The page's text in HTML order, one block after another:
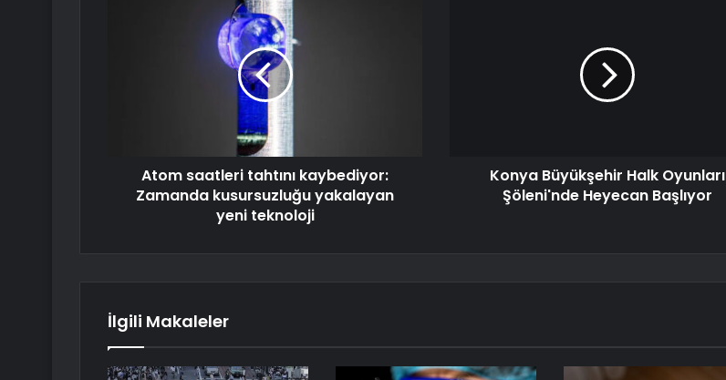
Atom saatleri tahtını kaybediyor:
Zamanda kusursuzluğu yakalayan
yeni teknoloji
Konya Büyükşehir Halk Oyunları
Şöleni'nde Heyecan Başlıyor
İlgili Makaleler